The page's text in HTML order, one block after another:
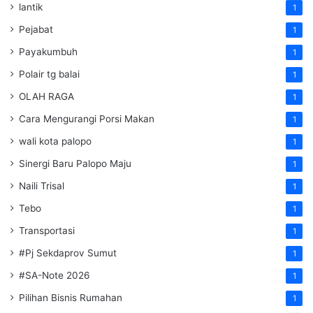
lantik 1
Pejabat 1
Payakumbuh 1
Polair tg balai 1
OLAH RAGA 1
Cara Mengurangi Porsi Makan 1
wali kota palopo 1
Sinergi Baru Palopo Maju 1
Naili Trisal 1
Tebo 1
Transportasi 1
#Pj Sekdaprov Sumut 1
#SA-Note 2026 1
Pilihan Bisnis Rumahan 1